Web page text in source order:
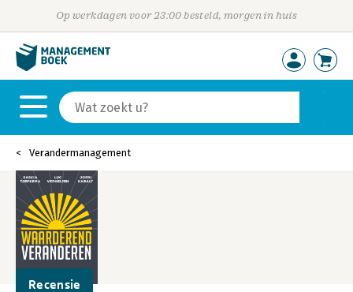
Op werkdagen voor 23:00 besteld, morgen in huis
Verandermanagement
Recensie